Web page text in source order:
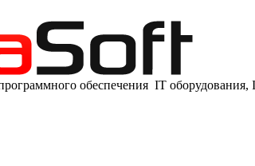
обеспечения IT оборудования,